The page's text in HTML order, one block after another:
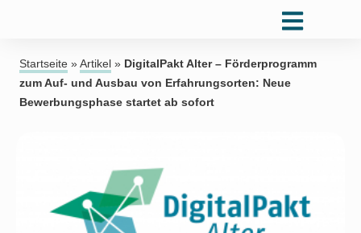
Startseite » Artikel » DigitalPakt Alter – Förderprogramm
zum Auf- und Ausbau von Erfahrungsorten: Neue
Bewerbungsphase startet ab sofort